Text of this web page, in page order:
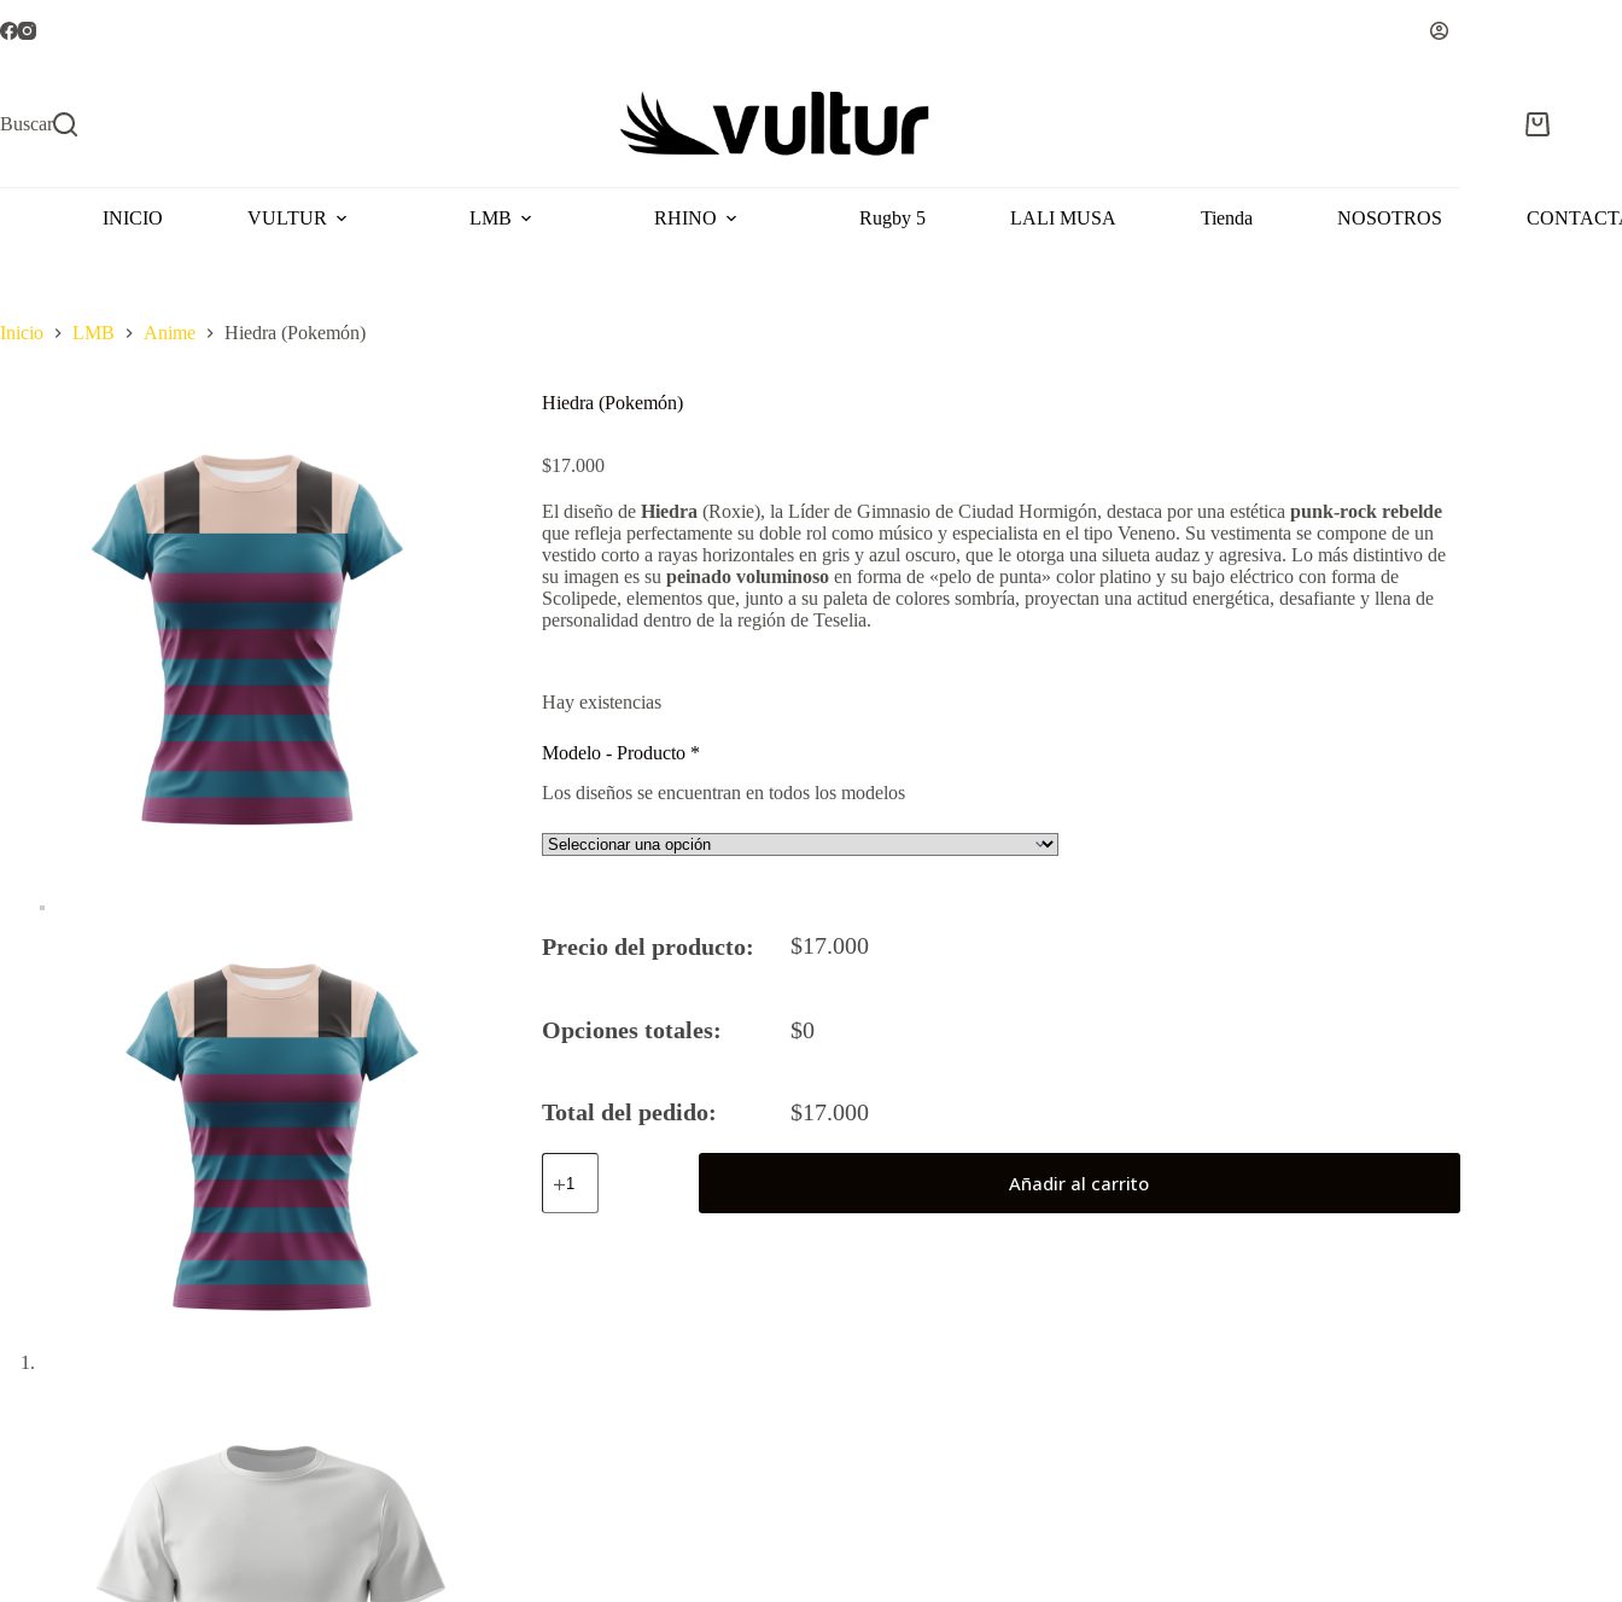
al
Buscar
Carro
INICIO VULTUR LMB RHINO Rugby 5 LALI MUSA Tienda NOSOTROS
Inicio LMB Anime Hiedra (Pokemón)
Hiedra (Pokemón)
$17.000
El diseño deHiedra (Roxie), la Líder de Gimnasio de Ciudad Hormigón, destaca por una estéticapunk-rock rebelde
que refleja perfectamente su doble rol como músico y especialista en el tipo Veneno. Su vestimenta se compone de un
vestido corto a rayas horizontales en gris y azul oscuro, que le otorga una silueta audaz y agresiva. Lo más distintivo de
su imagen es supeinado voluminoso en forma de «pelo de punta» color platino y su bajo eléctrico con forma de
Scolipede, elementos que, junto a su paleta de colores sombría, proyectan una actitud energética, desafiante y llena de
personalidad dentro de la región de Teselia.
Hay existencias
Modelo - Producto *
Los diseños se encuentran en todos los modelos
Precio del producto: $17.000
Opciones totales: $0
Total del pedido: $17.000
Hiedra
(Pokemón)
Añadir al carrito